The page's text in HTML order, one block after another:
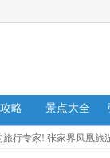
专家! 张家界凤凰旅
略 景点大全